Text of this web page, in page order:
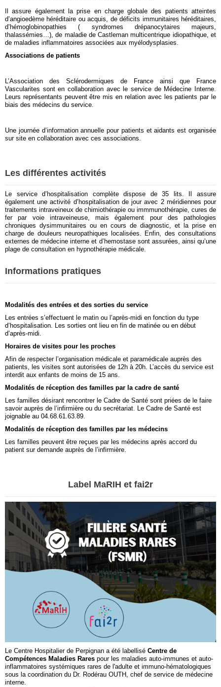
Il assure également la prise en charge globale des patients atteintes
d’angioedème héréditaire ou acquis, de déficits immunitaires héréditaires,
d’hémoglobinopathies ( syndromes drépanocytaires majeurs,
thalassémies…), de maladie de Castleman multicentrique idiopathique, et
de maladies inflammatoires associées aux myélodysplasies.
Associations de patients
L’Association des Sclérodermiques de France ainsi que France
Vascularites sont en collaboration avec le service de Médecine Interne.
Leurs représentants peuvent être mis en relation avec les patients par le
biais des médecins du service.
Une journée d’information annuelle pour patients et aidants est organisée
sur site en collaboration avec ces associations.
Les différentes activités
Le service d’hospitalisation complète dispose de 35 lits. Il assure
également une activité d’hospitalisation de jour avec 2 méridiennes pour
traitements intraveineux de chimiothérapie ou immmunothérapie, cures de
fer par voie intraveineuse, mais également pour des pathologies
chroniques dysimmunitaires ou en cours de diagnostic, et la prise en
charge de douleurs neuropathiques localisées. Enfin, des consultations
externes de médecine interne et d’hemostase sont assurées, ainsi qu’une
plage de consultation en hypnothérapie médicale.
Informations pratiques
Modalités des entrées et des sorties du service
Les entrées s’effectuent le matin ou l’après-midi en fonction du type
d’hospitalisation. Les sorties ont lieu en fin de matinée ou en début
d’après-midi.
Horaires de visites pour les proches
Afin de respecter l’organisation médicale et paramédicale auprès des
patients, les visites sont autorisées de 12h à 20h. L’accès du service est
interdit aux enfants de moins de 15 ans.
Modalités de réception des familles par la cadre de santé
Les familles désirant rencontrer le Cadre de Santé sont priées de le faire
savoir auprès de l’infirmière ou du secrétariat. Le Cadre de Santé est
joignable au 04.68.61.63.89.
Modalités de réception des familles par les médecins
Les familles peuvent être reçues par les médecins après accord du
patient sur demande auprès de l’infirmière.
Label MaRIH et fai2r
Le Centre Hospitalier de Perpignan a été labellisé Centre de
Compétences Maladies Rares pour les maladies auto-immunes et auto-
inflammatoires systémiques rares de l'adulte et immuno-hématologiques
sous la coordination du Dr. Rodérau OUTH, chef de service de médecine
interne.